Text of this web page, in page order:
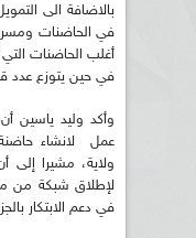
بالاضافة الى
في الحاضنات
أغلب الحاضنات
في حين يتوزع عدد
وأكد وليد ياسين
عمل لانشاء
ولاية، مشيرا إلى
لإطلاق شبكة من
في دعم الابتكار